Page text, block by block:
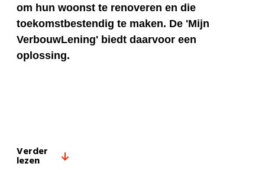
om hun woonst te renoveren en die
toekomstbestendig te maken. De 'Mijn
VerbouwLening' biedt daarvoor een
oplossing.
Verder
lezen